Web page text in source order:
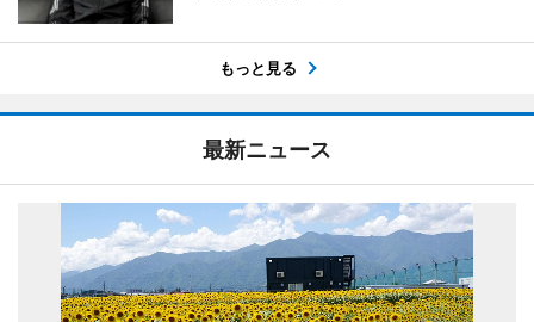
もっと見る
最新ニュース